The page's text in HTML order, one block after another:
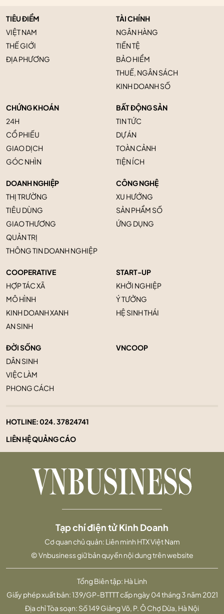
TIÊU ĐIỂM
VIỆT NAM
THẾ GIỚI
ĐỊA PHƯƠNG
TÀI CHÍNH
NGÂN HÀNG
TIỀN TỆ
BẢO HIỂM
THUẾ, NGÂN SÁCH
KINH DOANH SỐ
CHỨNG KHOÁN
24H
CỔ PHIẾU
GIAO DỊCH
GÓC NHÌN
BẤT ĐỘNG SẢN
TIN TỨC
DỰ ÁN
TOÀN CẢNH
TIỆN ÍCH
DOANH NGHIỆP
THỊ TRƯỜNG
TIÊU DÙNG
GIAO THƯƠNG
QUẢN TRỊ
THÔNG TIN DOANH NGHIỆP
CÔNG NGHỆ
XU HƯỚNG
SẢN PHẨM SỐ
ỨNG DỤNG
COOPERATIVE
HỢP TÁC XÃ
MÔ HÌNH
KINH DOANH XANH
AN SINH
START-UP
KHỞI NGHIỆP
Ý TƯỞNG
HỆ SINH THÁI
ĐỜI SỐNG
DÂN SINH
VIỆC LÀM
PHONG CÁCH
VNCOOP
HOTLINE:024. 37824741
LIÊN HỆ QUẢNG CÁO
Tổng Biên tập: Hà Linh
Giấy phép xuất bản: 139/GP-BTTTT cấp ngày 04 tháng 3 năm 2021
Địa chỉ Tòa soạn: Số 149 Giảng Võ, P. Ô Chợ Dừa, Hà Nội
Tạp chí điện tử Kinh Doanh
Cơ quan chủ quản: Liên minh HTX Việt Nam
© Vnbusiness giữ bản quyền nội dung trên website